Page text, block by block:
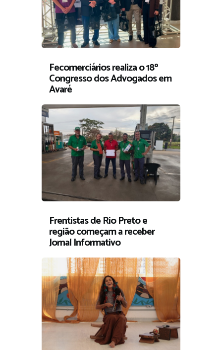
Fecomerciários realiza o 18º
Congresso dos Advogados em
Avaré
Frentistas de Rio Preto e
região começam a receber
Jornal Informativo